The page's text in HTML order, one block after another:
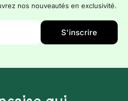
nos nouveautés en exclusivité.
S'inscrire